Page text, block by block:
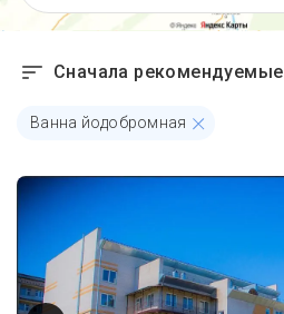
Сначала рекомендуемые
Ванна йодобромная